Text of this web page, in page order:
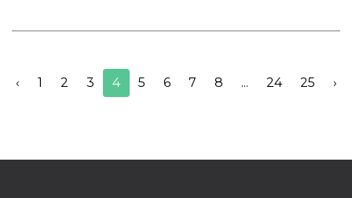
‹ 1 2 3 4 5 6 7 8 ... 24 25 ›